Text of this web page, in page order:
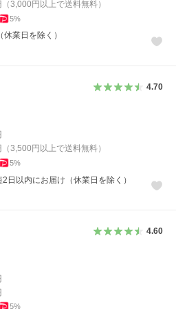
（3,000 円以上で送料無料）
5%
業日を除く）
4.70
（3,500 円以上で送料無料）
5%
2日以内にお届け（休業日を除く）
4.60
5%